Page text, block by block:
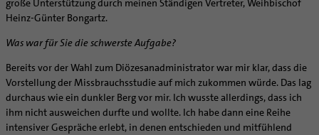
Ehe - Familie - Geschlechtergerechtigkeit
Kategoriale und Diakonale Seelsorge
Notfall
Polizei- und Feuerwehr
Schule
Gefängnisseelsorge
Segensorte
Veranstaltungen
Coaching
KirchenZeitung online
Verwaltungsbeauftragte / Verwaltungsleitungen in
Pfarrgemeinden
große Unterstützung durch meinen Ständigen Vertreter, Weihbischof
Heinz-Günter Bongartz.
Was war für Sie die schwerste Aufgabe?
Bereits vor der Wahl zum Diözesanadministrator war mir klar, dass die
Vorstellung der Missbrauchsstudie auf mich zukommen würde. Das lag
durchaus wie ein dunkler Berg vor mir. Ich wusste allerdings, dass ich
ihm nicht ausweichen durfte und wollte. Ich habe dann eine Reihe
intensiver Gespräche erlebt, in denen entschieden und mitfühlend